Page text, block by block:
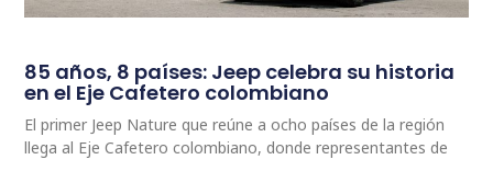
85 años, 8 países: Jeep celebra su historia
en el Eje Cafetero colombiano
El primer Jeep Nature que reúne a ocho países de la región
llega al Eje Cafetero colombiano, donde representantes de